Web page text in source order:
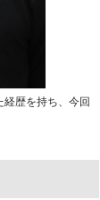
歴を持ち、今回